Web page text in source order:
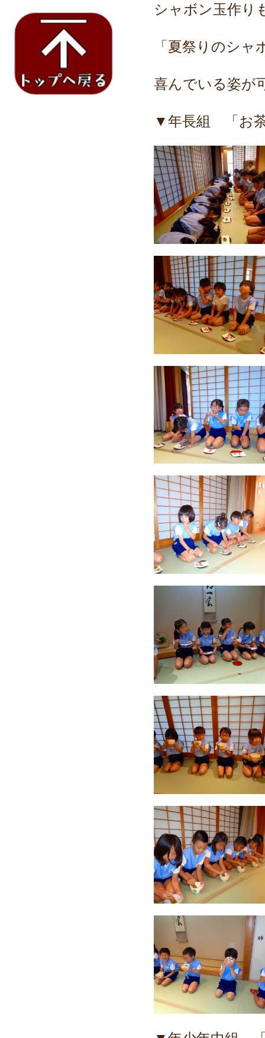
シャボン玉作り
「夏祭りのシ
喜んでいる姿が
▼年長組 「お